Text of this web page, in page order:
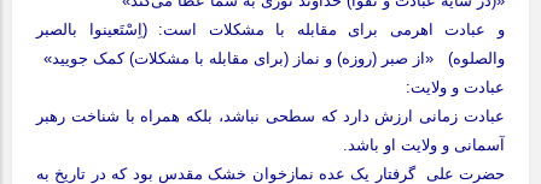
و عبادت اهرمی برای مقابله با مشکلات است: (اِسْتَعینوا بالصبر
والصلوه) «از صبر (روزه) و نماز (برای مقابله با مشکلات) کمک جویید»
عبادت و ولایت:
عبادت زمانی ارزش دارد که سطحی نباشد، بلکه همراه با شناخت رهبر
آسمانی و ولایت او باشد.
حضرت علی گرفتار یک عده نمازخوان خشک مقدس بود که در تاریخ به